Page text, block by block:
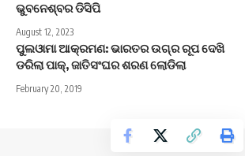
ଭୁବନେଶ୍ବର ଡିସିପି
August 12, 2023
ପୁଲଓାମା ଆକ୍ରମଣ: ଭାରତର ଉଗ୍ର ରୂପ ଦେଖି
ଡରିଲା ପାକ୍, ଜାତିସଂଘର ଶରଣ ଲୋଡିଲା
February 20, 2019